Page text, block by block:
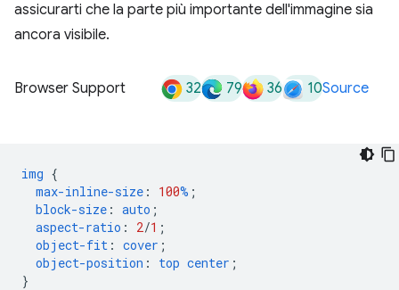
assicurarti che la parte più importante dell'immagine sia
ancora visibile.
Browser Support 32 79 36 10Source
img {
max-inline-size : 100% ;
block-size : auto ;
aspect-ratio : 2/1 ;
object-fit : cover ;
object-position : top center ;
}